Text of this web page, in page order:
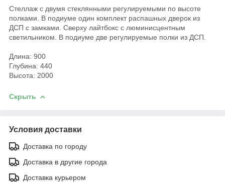
Стеллаж с двумя стеклянными регулируемыми по высоте
полками. В подиуме один комплект распашных дверок из
ДСП с замками. Сверху лайтбокс с люминисцентным
светильником. В подиуме две регулируемые полки из ДСП.
Длина: 900
Глубина: 440
Высота: 2000
Скрыть
Условия доставки
Доставка по городу
Доставка в другие города
Доставка курьером